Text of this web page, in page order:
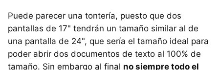
Puede parecer una tontería, puesto que dos
pantallas de 17" tendrán un tamaño similar al de
una pantalla de 24", que sería el tamaño ideal para
poder abrir dos documentos de texto al 100% de
tamaño. Sin embargo al final no siempre todo el